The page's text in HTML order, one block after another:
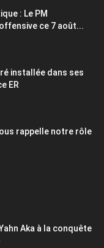
: Le PM
ce 7 août...
installée dans ses
ER
rappelle notre rôle
Aka à la conquête